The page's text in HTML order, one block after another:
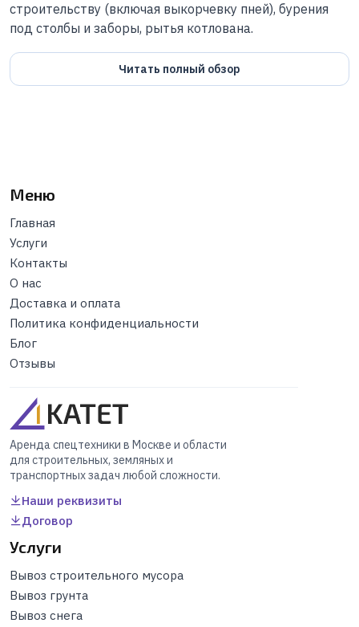
строительству (включая выкорчевку пней), бурения
под столбы и заборы, рытья котлована.
Читать полный обзор
Меню
Главная
Услуги
Контакты
О нас
Доставка и оплата
Политика конфиденциальности
Блог
Отзывы
Аренда спецтехники в Москве и области
для строительных, земляных и
транспортных задач любой сложности.
Наши реквизиты
Договор
Услуги
Вывоз строительного мусора
Вывоз грунта
Вывоз снега